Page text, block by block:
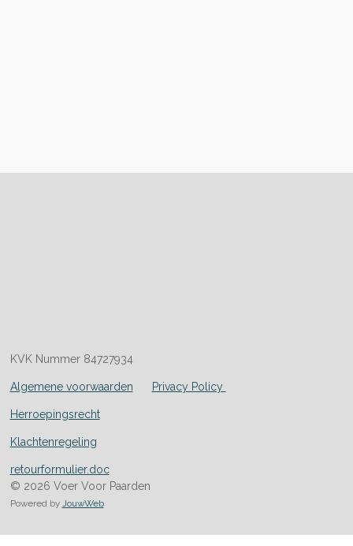
KVK Nummer 84727934
Algemene voorwaarden Privacy Policy
Herroepingsrecht
Klachtenregeling
retourformulier.doc
© 2026 Voer Voor Paarden
Powered by JouwWeb